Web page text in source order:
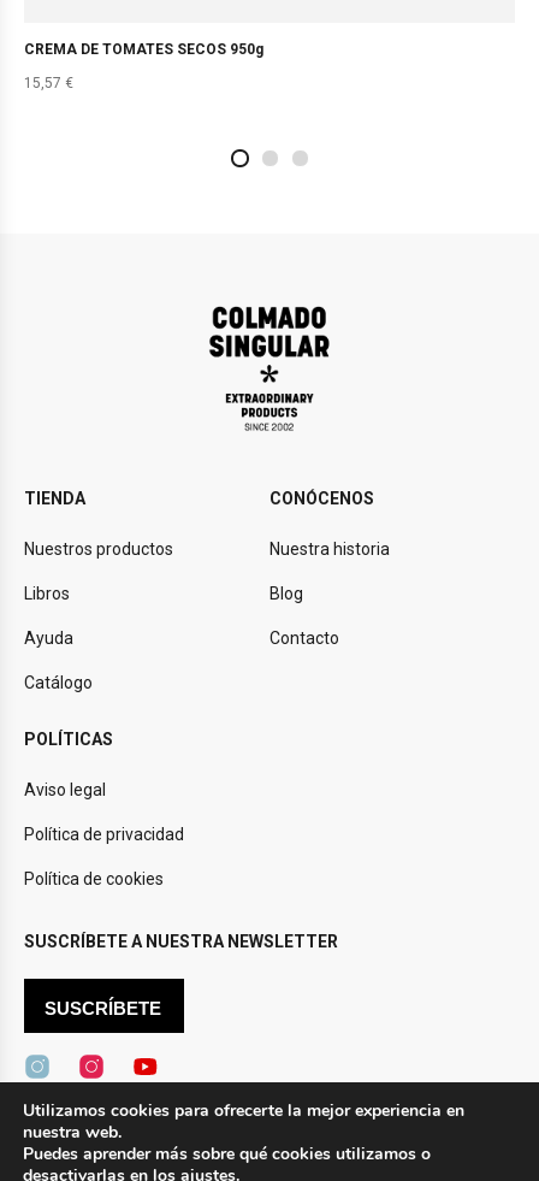
CREMA DE TOMATES SECOS 950g
15,57 €
TIENDA
Nuestros productos
Libros
Ayuda
Catálogo
CONÓCENOS
Nuestra historia
Blog
Contacto
POLÍTICAS
Aviso legal
Política de privacidad
Política de cookies
SUSCRÍBETE A NUESTRA NEWSLETTER
SUSCRÍBETE
Design byNovtec
Utilizamos cookies para ofrecerte la mejor experiencia en
nuestra web.
Puedes aprender más sobre qué cookies utilizamos o
desactivarlas en los ajustes.